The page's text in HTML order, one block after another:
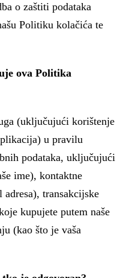
o zaštiti podataka
Politiku kolačića te
ova Politika
(uključujući korištenje
u pravilu
podataka, uključujući
ime), kontaktne
adresa), transakcijske
kupujete putem naše
(kao što je vaša